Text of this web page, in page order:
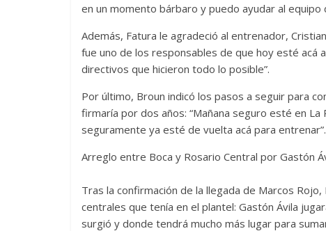
en un momento bárbaro y puedo ayudar al equipo
Además, Fatura le agradeció al entrenador,
fue uno de los responsables de que hoy esté acá
directivos que hicieron todo lo posible”.
Por último, Broun indicó los pasos a seguir para
firmaría por dos años: “Mañana seguro esté en
seguramente ya esté de vuelta acá para entrenar”.
Arreglo entre Boca y Rosario Central por Gastón
Tras la confirmación de la llegada de Marcos
centrales que tenía en el plantel: Gastón Ávila
surgió y donde tendrá mucho más lugar para